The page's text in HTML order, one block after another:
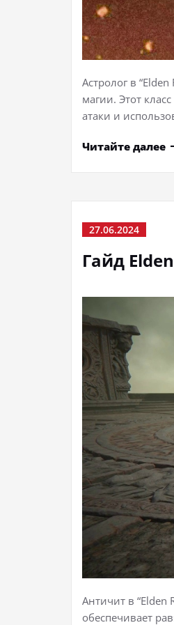
Астролог в
магии. Этот
атаки и
Читайте далее
27.06.2024
Гайд
Античит в “Elden
обеспечивает